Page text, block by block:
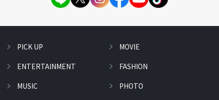
PICK UP
ENTERTAINMENT
MUSIC
MOVIE
FASHION
PHOTO